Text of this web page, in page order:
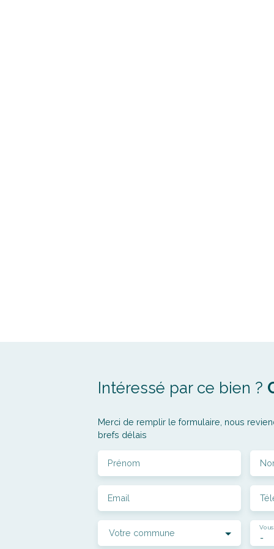
Intéressé par ce bien ?
Merci de remplir le formulaire, nous
brefs délais
Prénom
Email
Votre commune -